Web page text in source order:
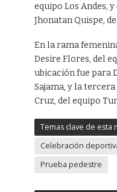
equipo Los Andes,
Jhonatan Quispe,
En la rama
Desire Flores, del
ubicación fue para
Sajama, y la
Cruz, del equipo
Temas clave de esta
Celebración
Prueba pedestre